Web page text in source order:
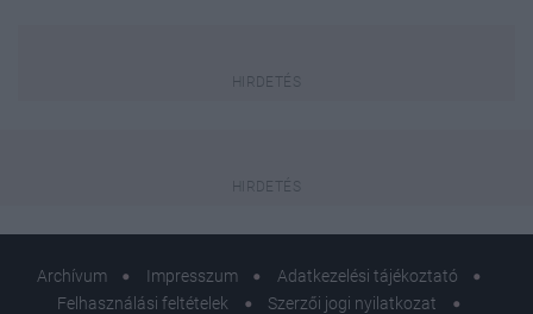
Archívum Impresszum
Adatkezelési tájékoztató
Felhasználási feltételek
Szerzői jogi nyilatkozat